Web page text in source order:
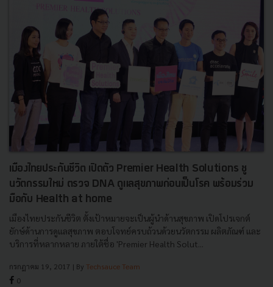
เมืองไทยประกันชีวิต เปิดตัว Premier Health Solutions ชู
นวัตกรรมใหม่ ตรวจ DNA ดูแลสุขภาพก่อนเป็นโรค พร้อมร่วม
มือกับ Health at home
เมืองไทยประกันชีวิต ตั้งเป้าหมายจะเป็นผู้นำด้านสุขภาพ เปิดโปรเจกต์
ยักษ์ด้านการดูแลสุขภาพ ตอบโจทย์ครบถ้วนด้วยนวัตกรรม ผลิตภัณฑ์ และ
บริการที่หลากหลาย ภายใต้ชื่อ 'Premier Health Solut...
กรกฎาคม 19, 2017 | By Techsauce Team
0